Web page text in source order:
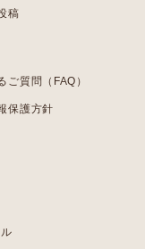
稿
ご質問（FAQ）
保護方針